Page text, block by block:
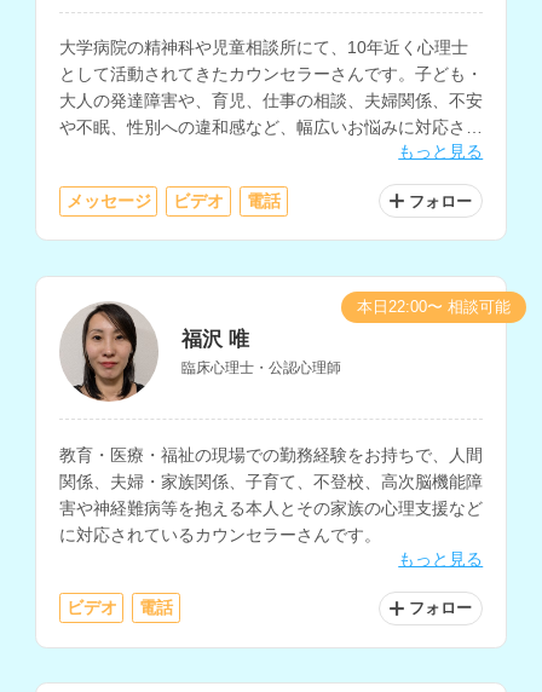
大学病院の精神科や児童相談所にて、10年近く心理士
として活動されてきたカウンセラーさんです。子ども・
大人の発達障害や、育児、仕事の相談、夫婦関係、不安
や不眠、性別への違和感など、幅広いお悩みに対応され
もっと見る
メッセージ ビデオ 電話 フォロー
福沢 唯
臨床心理士・公認心理師
教育・医療・福祉の現場での勤務経験をお持ちで、人間
関係、夫婦・家族関係、子育て、不登校、高次脳機能障
害や神経難病等を抱える本人とその家族の心理支援など
に対応されているカウンセラーさんです。
もっと見る
ビデオ 電話 フォロー
本日22:00〜 相談可能